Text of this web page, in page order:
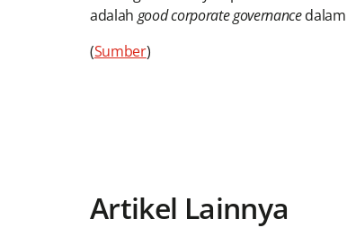
adalah good corporate governance
(Sumber)
Artikel Lainnya